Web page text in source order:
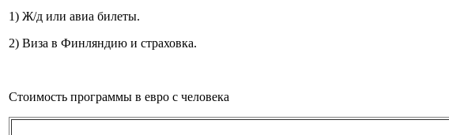
1) Ж/д или авиа билеты.
2) Виза в Финляндию и страховка.
Стоимость программы в евро с человека